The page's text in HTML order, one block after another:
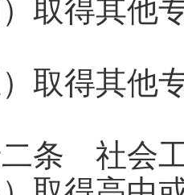
得其他专
得其他专
社会工